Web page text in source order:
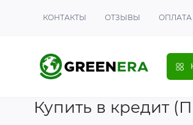
КОНТАКТЫ ОТЗЫВЫ ОПЛАТА
Купить в кредит